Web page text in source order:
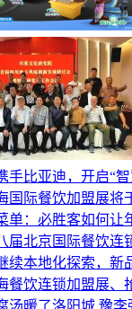
手比亚迪，开启“
国际餐饮加盟展将
单：必胜客如何让
届北京国际餐饮连
续本地化探索，新
餐饮连锁加盟展、